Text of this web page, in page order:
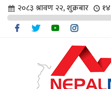
२०८३ श्रावण २२, शुक्रबार